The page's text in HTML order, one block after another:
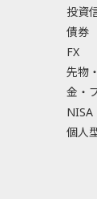
投資
債券
FX
先物
金・
NISA
個人